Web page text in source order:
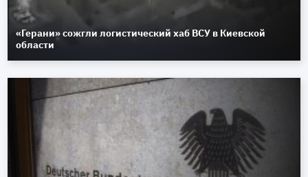
«Герани» сожгли логистический хаб ВСУ в Киевской
области